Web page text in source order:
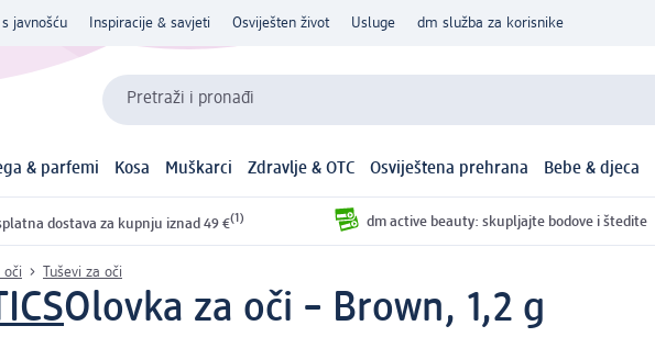
javnošću Inspiracije & savjeti Osviješten život Usluge dm služba za korisnike
Pretraži i pronađi
& parfemi Kosa Muškarci Zdravlje & OTC Osviještena prehrana Bebe & djeca
dostava za kupnju iznad 49 €(1) dm active beauty: skupljajte bodove i štedite
oči Tuševi za oči
Olovka za oči – Brown, 1,2 g